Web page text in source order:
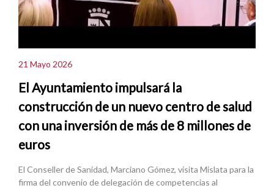
21 Mayo 2026
El Ayuntamiento impulsará la
construcción de un nuevo centro de salud
con una inversión de más de 8 millones de
euros
El Conseller de Sanidad, Marciano Gómez, visita Mislata para la
firma del convenio de delegación de competencias al